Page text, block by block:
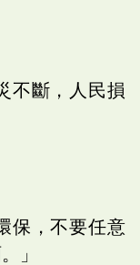
不斷，人民損
保，不要任意
」